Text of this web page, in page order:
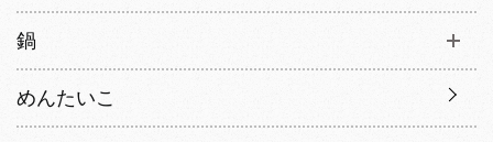
鍋
めんたいこ